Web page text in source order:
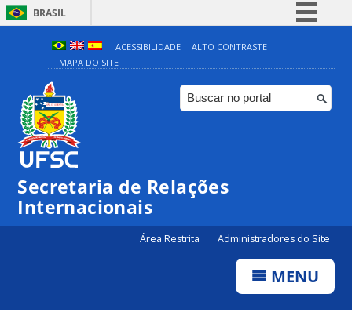
BRASIL
Simplifique!
Comunica BR
Participe
ACESSIBILIDADE
ALTO CONTRASTE
MAPA DO SITE
Secretaria de Relações
Internacionais
Área Restrita Administradores do Site
MENU